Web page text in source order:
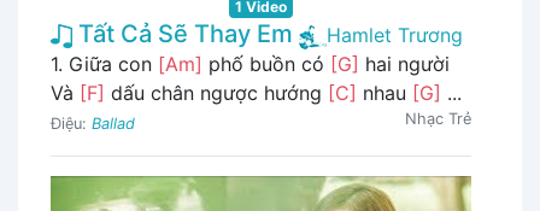
1 Video
Tất Cả Sẽ Thay Em
Hamlet Trương
1. Giữa con [Am] phố buồn có [G] hai người
Và [F] dấu chân ngược hướng [C] nhau [G] ...
Điệu: Ballad Nhạc Trẻ